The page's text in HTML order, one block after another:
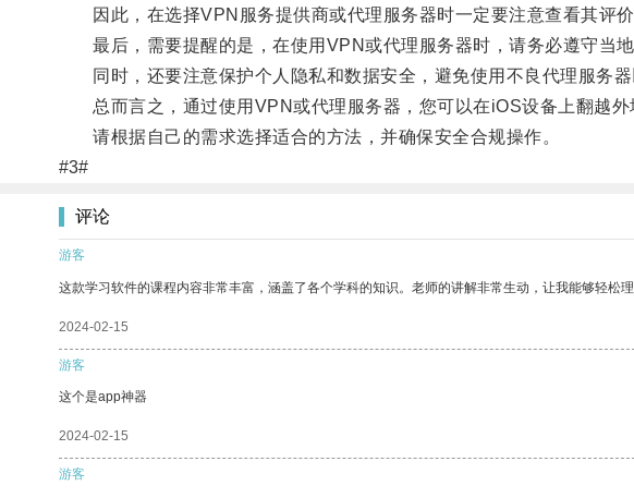
因此，在选择VPN服务提供商或代理服务器时一定要注意查看其评价
最后，需要提醒的是，在使用VPN或代理服务器时，请务必遵守当地
同时，还要注意保护个人隐私和数据安全，避免使用不良代理服务器
总而言之，通过使用VPN或代理服务器，您可以在iOS设备上翻越外
请根据自己的需求选择适合的方法，并确保安全合规操作。
#3#
评论
游客
这款学习软件的课程内容非常丰富，涵盖了各个学科的知识。老师的讲解非常生动，让我能够轻松理
2024-02-15
游客
这个是app神器
2024-02-15
游客